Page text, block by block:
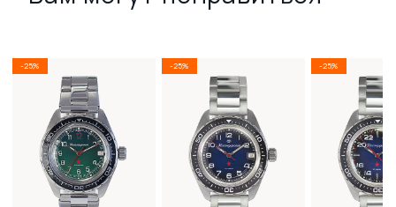
-25% -25% -25%